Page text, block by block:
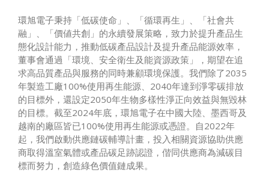
環旭電子秉持「低碳使命」、「循環再生」、「社會共
融」、「價値共創」的永續發展策略，致力於提升產品生
態化設計能力，推動低碳產品設計及提升產品能源效率，
董事會通過「環境、安全衛生及能資源政策」，期望在追
求高品質產品與服務的同時兼顧環境保護。我們除了2035
年製造工廠100%使用再生能源、2040年達到淨零碳排放
的目標外，還設定2050年生物多樣性淨正向效益與無毀林
的目標。截至2024年底，環旭電子在中國大陸、墨西哥及
越南的廠區皆已100%使用再生能源或憑證。自2022年
起，我們啟動供應鏈碳輔導計畫，投入相關資源協助供應
商取得溫室氣體或產品碳足跡認證，偕同供應商為減碳目
標而努力，創造綠色價值鏈成果。